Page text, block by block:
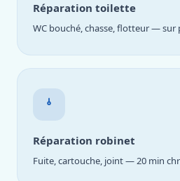
Réparation toilette
WC bouché, chasse, flotteur — sur
Réparation robinet
Fuite, cartouche, joint — 20 min